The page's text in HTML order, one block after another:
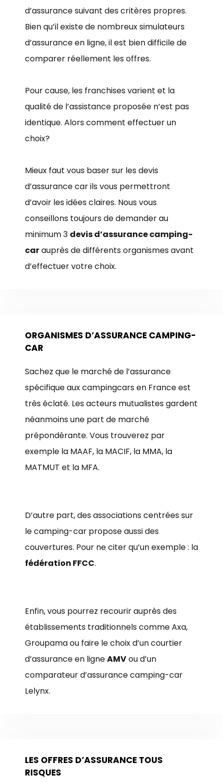
d’assurance suivant des critères propres.
Bien qu’il existe de nombreux simulateurs
d’assurance en ligne, il est bien difficile de
comparer réellement les offres.
Pour cause, les franchises varient et la
qualité de l’assistance proposée n’est pas
identique. Alors comment effectuer un
choix?
Mieux faut vous baser sur les devis
d’assurance car ils vous permettront
d’avoir les idées claires. Nous vous
conseillons toujours de demander au
minimum 3 devis d’assurance camping-
carauprès de différents organismes avant
d’effectuer votre choix.
ORGANISMES D’ASSURANCE CAMPING-
CAR
Sachez que le marché de l’assurance
spécifique aux campingcars en France est
très éclaté. Les acteurs mutualistes gardent
néanmoins une part de marché
prépondérante. Vous trouverez par
exemple la MAAF, la MACIF, la MMA, la
MATMUT et la MFA.
D’autre part, des associations centrées sur
le camping-car propose aussi des
couvertures. Pour ne citer qu’un exemple : la
fédération FFCC.
Enfin, vous pourrez recourir auprès des
établissements traditionnels comme Axa,
Groupama ou faire le choix d’un courtier
d’assurance en ligneAMVou d’un
comparateur d’assurance camping-car
Lelynx.
LES OFFRES D’ASSURANCE TOUS
RISQUES